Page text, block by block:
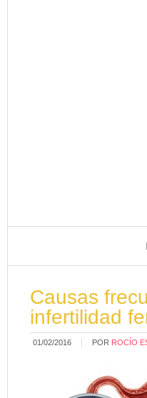
Causas
infertilidad
01/02/2016 POR ROCÍO